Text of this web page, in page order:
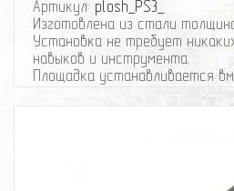
Артикул: plosh_PS3_
Изготовлена из стали
Установка не требует
навыков и инструмента.
Площадка устанавливается
усилителя и крепится к раме
Площадка выполнена так, что
Покрашена порошковой